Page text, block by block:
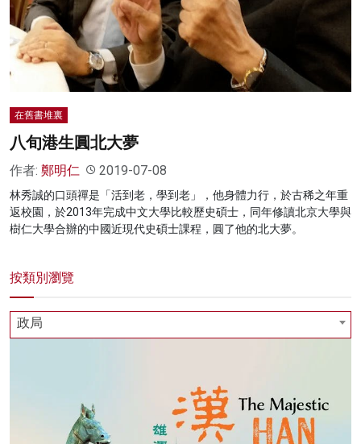
在舊書堆裏
八旬港生圓北大夢
作者: 鄭明仁 2019-07-08
林秀誠的口頭禪是「活到老，學到老」，他身體力行，於古稀之年重
返校園，於2013年完成中文大學比較歷史碩士，同年修讀北京大學與
樹仁大學合辦的中國近現代史碩士課程，圓了他的北大夢。
按類別瀏覽
政局